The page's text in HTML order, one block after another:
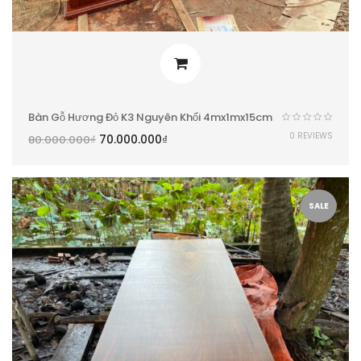
Bàn Gỗ Hương Đỏ K3 Nguyên Khối 4mx1mx15cm
80.000.000₫ 70.000.000₫ 0 REVIEWS
SALE